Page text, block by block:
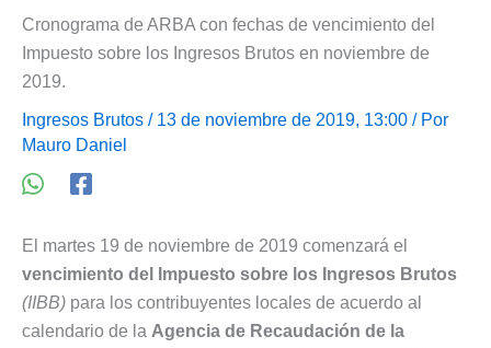
Cronograma de ARBA con fechas de vencimiento del
Impuesto sobre los Ingresos Brutos en noviembre de
2019.
Ingresos Brutos / 13 de noviembre de 2019, 13:00 / Por
Mauro Daniel
El martes 19 de noviembre de 2019 comenzará el
vencimiento del Impuesto sobre los Ingresos Brutos
(IIBB) para los contribuyentes locales de acuerdo al
calendario de la Agencia de Recaudación de la